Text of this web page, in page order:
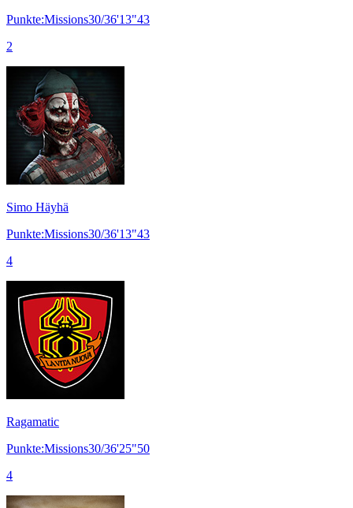
Punkte:Missions30/36'13"43
2
Simo Häyhä
Punkte:Missions30/36'13"43
4
Ragamatic
Punkte:Missions30/36'25"50
4